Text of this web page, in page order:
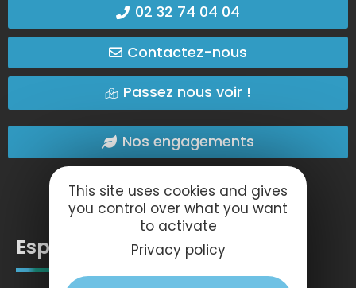
02 32 74 04 04
Contactez-nous
Passez nous voir !
Nos engagements
Espace pro
This site uses cookies and gives
you control over what you want
to activate
Privacy policy